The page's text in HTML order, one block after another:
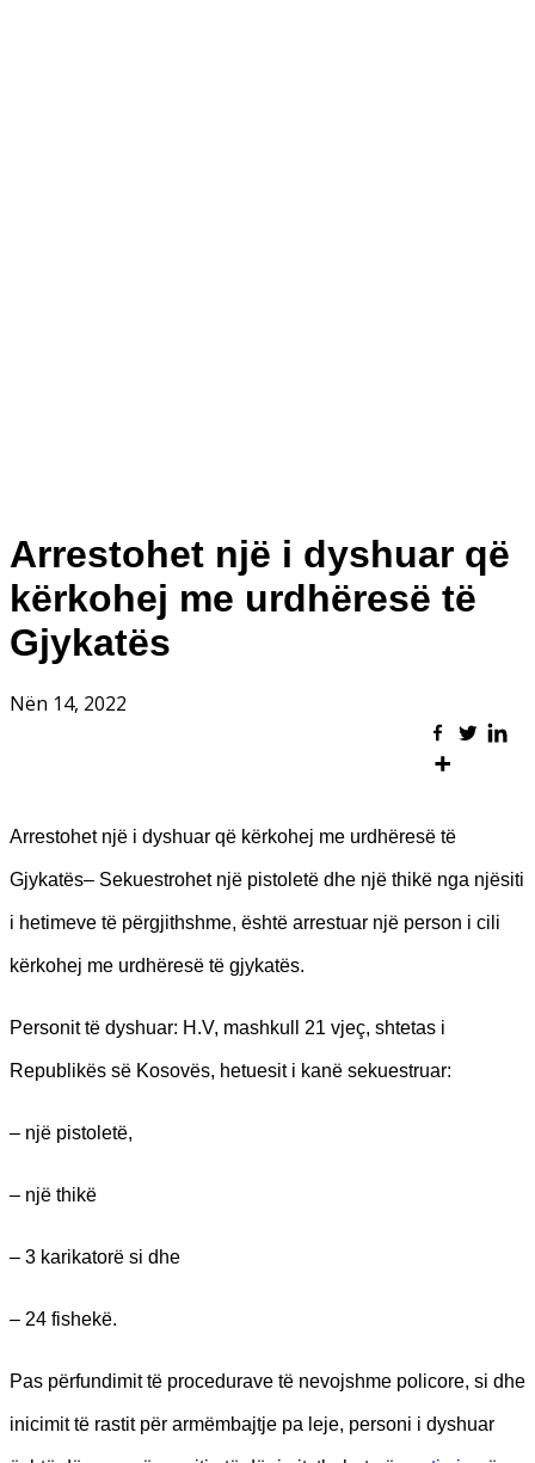
Arrestohet një i dyshuar që
kërkohej me urdhëresë të
Gjykatës
Nën 14, 2022
Arrestohet një i dyshuar që kërkohej me urdhëresë të
Gjykatës– Sekuestrohet një pistoletë dhe një thikë nga njësiti
i hetimeve të përgjithshme, është arrestuar një person i cili
kërkohej me urdhëresë të gjykatës.
Personit të dyshuar: H.V, mashkull 21 vjeç, shtetas i
Republikës së Kosovës, hetuesit i kanë sekuestruar:
– një pistoletë,
– një thikë
– 3 karikatorë si dhe
– 24 fishekë.
Pas përfundimit të procedurave të nevojshme policore, si dhe
inicimit të rastit për armëmbajtje pa leje, personi i dyshuar